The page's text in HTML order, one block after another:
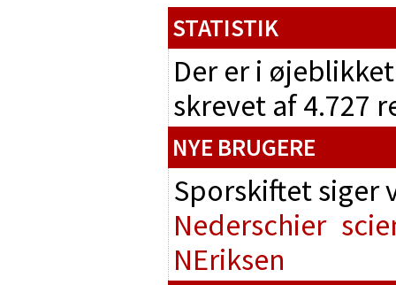
STATISTIK
Der er i
skrevet af 4.727
NYE BRUGERE
Sporskiftet
Nederschier
NEriksen